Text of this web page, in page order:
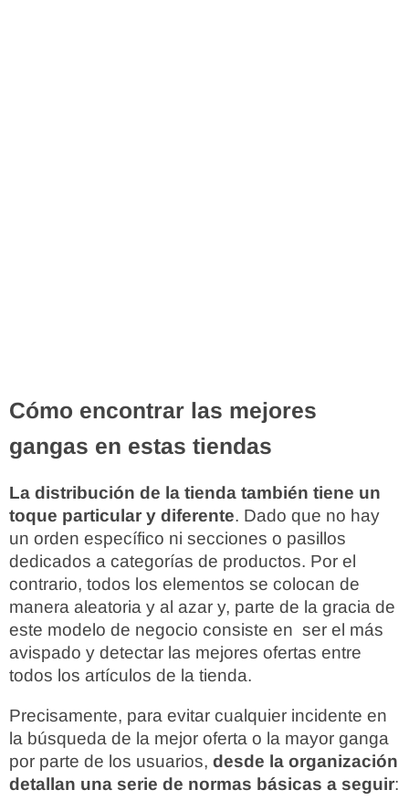
Cómo encontrar las mejores
gangas en estas tiendas
La distribución de la tienda también tiene un
toque particular y diferente. Dado que no hay
un orden específico ni secciones o pasillos
dedicados a categorías de productos. Por el
contrario, todos los elementos se colocan de
manera aleatoria y al azar y, parte de la gracia de
este modelo de negocio consiste en ser el más
avispado y detectar las mejores ofertas entre
todos los artículos de la tienda.
Precisamente, para evitar cualquier incidente en
la búsqueda de la mejor oferta o la mayor ganga
por parte de los usuarios, desde la organización
detallan una serie de normas básicas a seguir: